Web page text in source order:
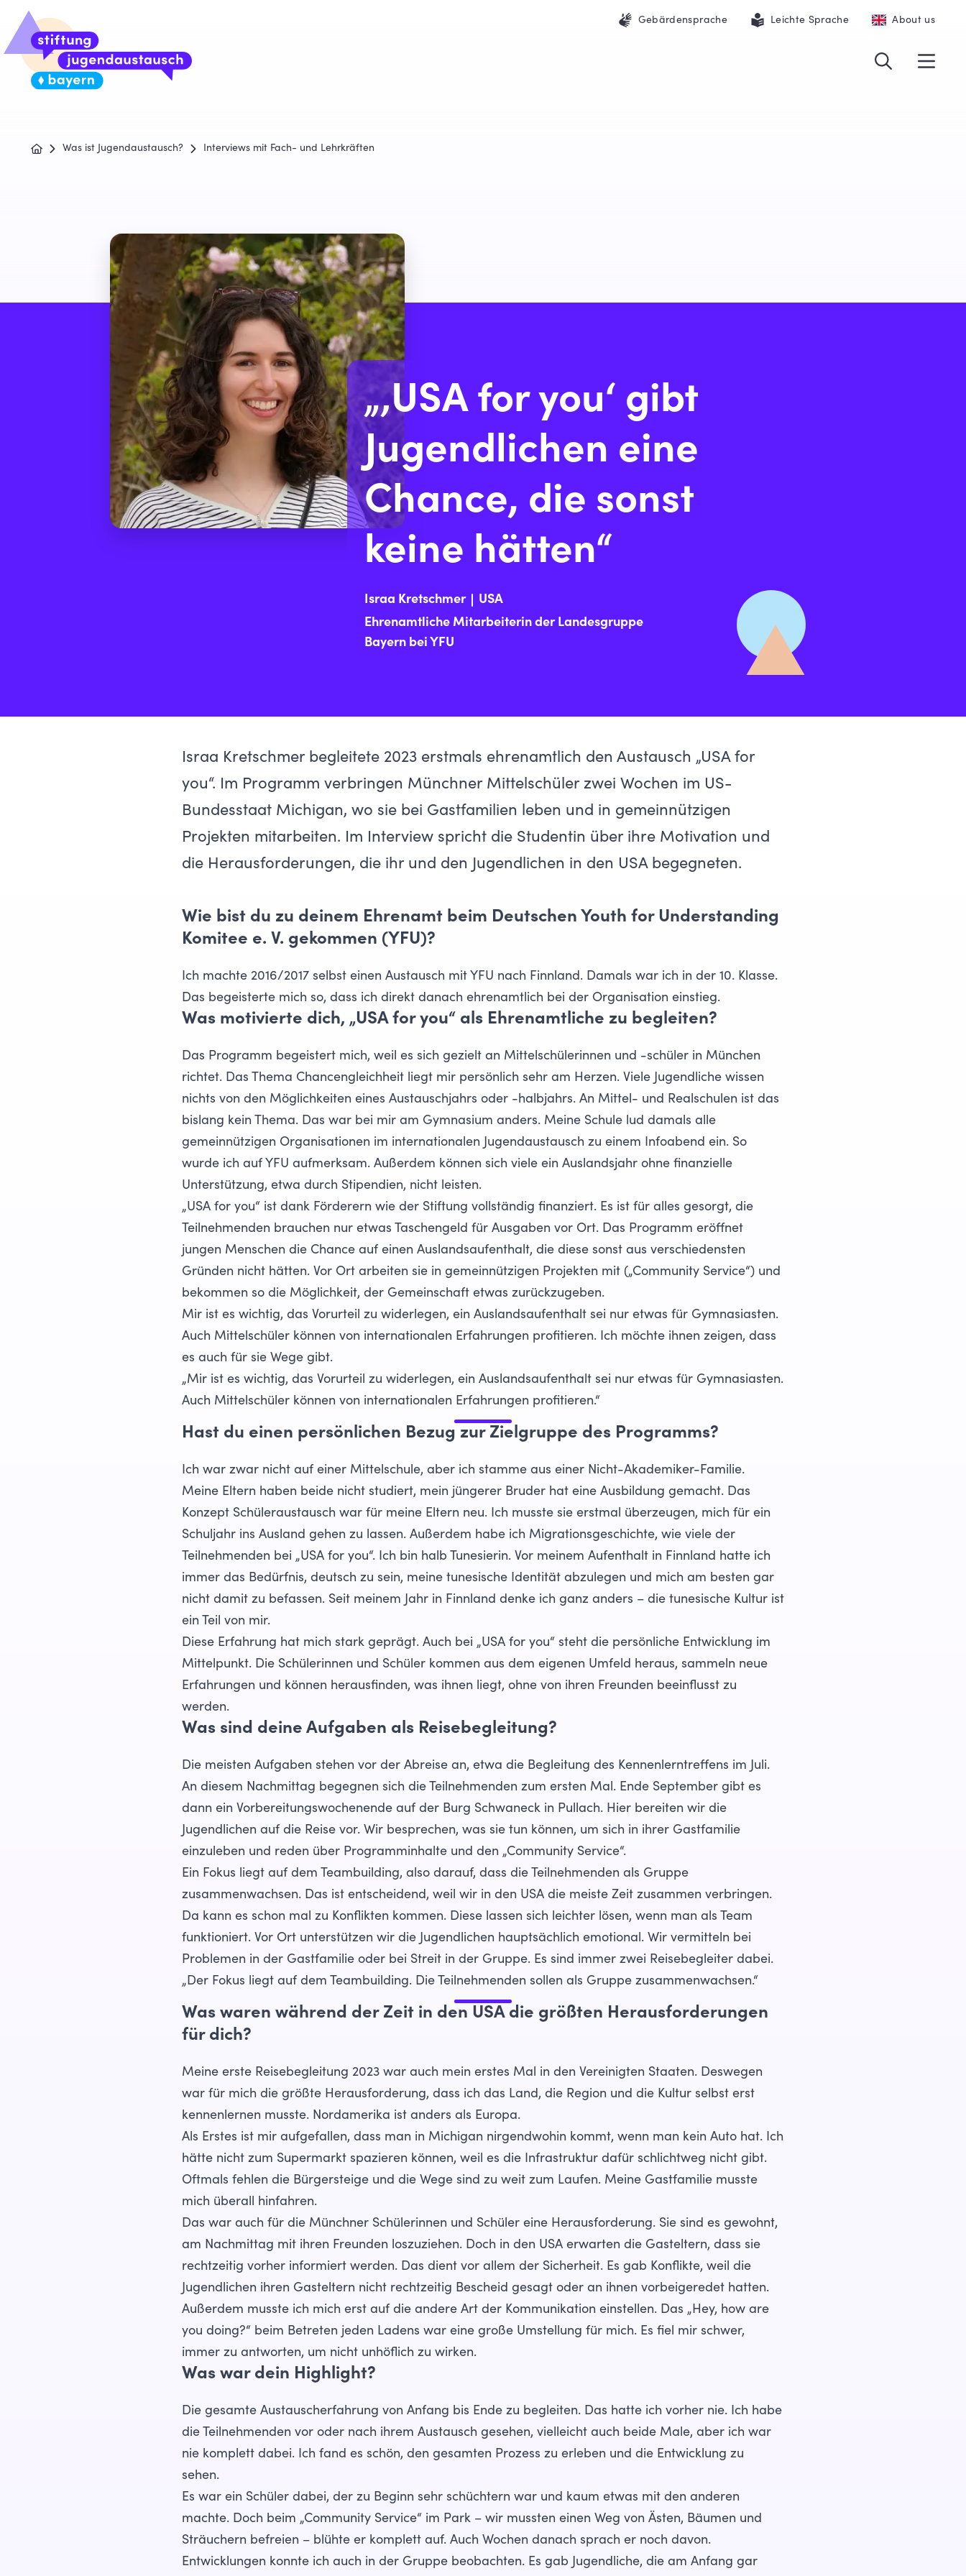
Gebärdensprache Leichte Sprache About us
Was ist Jugendaustausch? Interviews mit Fach- und Lehrkräften
„‚USA for you‘ gibt
Jugendlichen eine
Chance, die sonst
keine hätten“
Israa Kretschmer
USA
Ehrenamtliche Mitarbeiterin der Landesgruppe
Bayern bei YFU
Israa Kretschmer begleitete 2023 erstmals ehrenamtlich den Austausch „USA for
you“. Im Programm verbringen Münchner Mittelschüler zwei Wochen im US-
Bundesstaat Michigan, wo sie bei Gastfamilien leben und in gemeinnützigen
Projekten mitarbeiten. Im Interview spricht die Studentin über ihre Motivation und
die Herausforderungen, die ihr und den Jugendlichen in den USA begegneten.
Wie bist du zu deinem Ehrenamt beim Deutschen Youth for Understanding
Komitee e. V. gekommen (YFU)?
Ich machte 2016/2017 selbst einen Austausch mit YFU nach Finnland. Damals war ich in der 10. Klasse.
Das begeisterte mich so, dass ich direkt danach ehrenamtlich bei der Organisation einstieg.
Was motivierte dich, „USA for you“ als Ehrenamtliche zu begleiten?
Das Programm begeistert mich, weil es sich gezielt an Mittelschülerinnen und -schüler in München
richtet. Das Thema Chancengleichheit liegt mir persönlich sehr am Herzen. Viele Jugendliche wissen
nichts von den Möglichkeiten eines Austauschjahrs oder -halbjahrs. An Mittel- und Realschulen ist das
bislang kein Thema. Das war bei mir am Gymnasium anders. Meine Schule lud damals alle
gemeinnützigen Organisationen im internationalen Jugendaustausch zu einem Infoabend ein. So
wurde ich auf YFU aufmerksam. Außerdem können sich viele ein Auslandsjahr ohne finanzielle
Unterstützung, etwa durch Stipendien, nicht leisten.
„USA for you“ ist dank Förderern wie der Stiftung vollständig finanziert. Es ist für alles gesorgt, die
Teilnehmenden brauchen nur etwas Taschengeld für Ausgaben vor Ort. Das Programm eröffnet
jungen Menschen die Chance auf einen Auslandsaufenthalt, die diese sonst aus verschiedensten
Gründen nicht hätten. Vor Ort arbeiten sie in gemeinnützigen Projekten mit („Community Service“) und
bekommen so die Möglichkeit, der Gemeinschaft etwas zurückzugeben.
Mir ist es wichtig, das Vorurteil zu widerlegen, ein Auslandsaufenthalt sei nur etwas für Gymnasiasten.
Auch Mittelschüler können von internationalen Erfahrungen profitieren. Ich möchte ihnen zeigen, dass
es auch für sie Wege gibt.
„Mir ist es wichtig, das Vorurteil zu widerlegen, ein Auslandsaufenthalt sei nur etwas für Gymnasiasten.
Auch Mittelschüler können von internationalen Erfahrungen profitieren.“
Hast du einen persönlichen Bezug zur Zielgruppe des Programms?
Ich war zwar nicht auf einer Mittelschule, aber ich stamme aus einer Nicht-Akademiker-Familie.
Meine Eltern haben beide nicht studiert, mein jüngerer Bruder hat eine Ausbildung gemacht. Das
Konzept Schüleraustausch war für meine Eltern neu. Ich musste sie erstmal überzeugen, mich für ein
Schuljahr ins Ausland gehen zu lassen. Außerdem habe ich Migrationsgeschichte, wie viele der
Teilnehmenden bei „USA for you“. Ich bin halb Tunesierin. Vor meinem Aufenthalt in Finnland hatte ich
immer das Bedürfnis, deutsch zu sein, meine tunesische Identität abzulegen und mich am besten gar
nicht damit zu befassen. Seit meinem Jahr in Finnland denke ich ganz anders – die tunesische Kultur ist
ein Teil von mir.
Diese Erfahrung hat mich stark geprägt. Auch bei „USA for you“ steht die persönliche Entwicklung im
Mittelpunkt. Die Schülerinnen und Schüler kommen aus dem eigenen Umfeld heraus, sammeln neue
Erfahrungen und können herausfinden, was ihnen liegt, ohne von ihren Freunden beeinflusst zu
werden.
Was sind deine Aufgaben als Reisebegleitung?
Die meisten Aufgaben stehen vor der Abreise an, etwa die Begleitung des Kennenlerntreffens im Juli.
An diesem Nachmittag begegnen sich die Teilnehmenden zum ersten Mal. Ende September gibt es
dann ein Vorbereitungswochenende auf der Burg Schwaneck in Pullach. Hier bereiten wir die
Jugendlichen auf die Reise vor. Wir besprechen, was sie tun können, um sich in ihrer Gastfamilie
einzuleben und reden über Programminhalte und den „Community Service“.
Ein Fokus liegt auf dem Teambuilding, also darauf, dass die Teilnehmenden als Gruppe
zusammenwachsen. Das ist entscheidend, weil wir in den USA die meiste Zeit zusammen verbringen.
Da kann es schon mal zu Konflikten kommen. Diese lassen sich leichter lösen, wenn man als Team
funktioniert. Vor Ort unterstützen wir die Jugendlichen hauptsächlich emotional. Wir vermitteln bei
Problemen in der Gastfamilie oder bei Streit in der Gruppe. Es sind immer zwei Reisebegleiter dabei.
„Der Fokus liegt auf dem Teambuilding. Die Teilnehmenden sollen als Gruppe zusammenwachsen.“
Was waren während der Zeit in den USA die größten Herausforderungen
für dich?
Meine erste Reisebegleitung 2023 war auch mein erstes Mal in den Vereinigten Staaten. Deswegen
war für mich die größte Herausforderung, dass ich das Land, die Region und die Kultur selbst erst
kennenlernen musste. Nordamerika ist anders als Europa.
Als Erstes ist mir aufgefallen, dass man in Michigan nirgendwohin kommt, wenn man kein Auto hat. Ich
hätte nicht zum Supermarkt spazieren können, weil es die Infrastruktur dafür schlichtweg nicht gibt.
Oftmals fehlen die Bürgersteige und die Wege sind zu weit zum Laufen. Meine Gastfamilie musste
mich überall hinfahren.
Das war auch für die Münchner Schülerinnen und Schüler eine Herausforderung. Sie sind es gewohnt,
am Nachmittag mit ihren Freunden loszuziehen. Doch in den USA erwarten die Gasteltern, dass sie
rechtzeitig vorher informiert werden. Das dient vor allem der Sicherheit. Es gab Konflikte, weil die
Jugendlichen ihren Gasteltern nicht rechtzeitig Bescheid gesagt oder an ihnen vorbeigeredet hatten.
Außerdem musste ich mich erst auf die andere Art der Kommunikation einstellen. Das „Hey, how are
you doing?“ beim Betreten jeden Ladens war eine große Umstellung für mich. Es fiel mir schwer,
immer zu antworten, um nicht unhöflich zu wirken.
Was war dein Highlight?
Die gesamte Austauscherfahrung von Anfang bis Ende zu begleiten. Das hatte ich vorher nie. Ich habe
die Teilnehmenden vor oder nach ihrem Austausch gesehen, vielleicht auch beide Male, aber ich war
nie komplett dabei. Ich fand es schön, den gesamten Prozess zu erleben und die Entwicklung zu
sehen.
Es war ein Schüler dabei, der zu Beginn sehr schüchtern war und kaum etwas mit den anderen
machte. Doch beim „Community Service“ im Park – wir mussten einen Weg von Ästen, Bäumen und
Sträuchern befreien – blühte er komplett auf. Auch Wochen danach sprach er noch davon.
Entwicklungen konnte ich auch in der Gruppe beobachten. Es gab Jugendliche, die am Anfang gar